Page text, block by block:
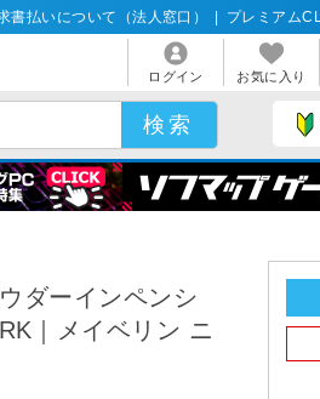
書払いについて（法人窓口） プレミアム
ログイン お気に入り
ダーインペンシ
｜メイベリン ニ